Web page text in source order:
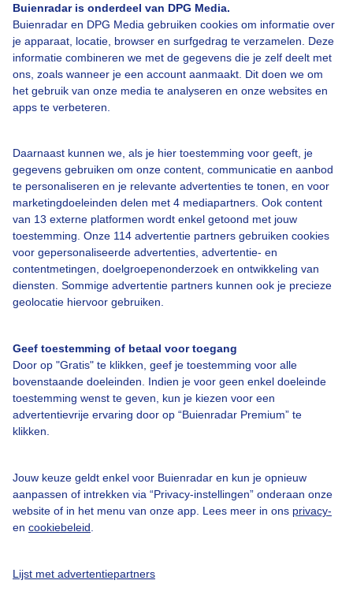
Buienradar is onderdeel van DPG Media.
Buienradar en DPG Media gebruiken cookies om informatie over
je apparaat, locatie, browser en surfgedrag te verzamelen. Deze
informatie combineren we met de gegevens die je zelf deelt met
ons, zoals wanneer je een account aanmaakt. Dit doen we om
het gebruik van onze media te analyseren en onze websites en
apps te verbeteren.
Daarnaast kunnen we, als je hier toestemming voor geeft, je
gegevens gebruiken om onze content, communicatie en aanbod
te personaliseren en je relevante advertenties te tonen, en voor
marketingdoeleinden delen met 4 mediapartners. Ook content
van 13 externe platformen wordt enkel getoond met jouw
toestemming. Onze 114 advertentie partners gebruiken cookies
voor gepersonaliseerde advertenties, advertentie- en
contentmetingen, doelgroepenonderzoek en ontwikkeling van
diensten. Sommige advertentie partners kunnen ook je precieze
geolocatie hiervoor gebruiken.
Geef toestemming of betaal voor toegang
Door op "Gratis" te klikken, geef je toestemming voor alle
bovenstaande doeleinden. Indien je voor geen enkel doeleinde
toestemming wenst te geven, kun je kiezen voor een
advertentievrije ervaring door op “Buienradar Premium” te
klikken.
Jouw keuze geldt enkel voor Buienradar en kun je opnieuw
aanpassen of intrekken via “Privacy-instellingen” onderaan onze
website of in het menu van onze app. Lees meer in ons privacy-
en cookiebeleid
Lijst met advertentiepartners
Bekijk slideshow
Over Buienradar
Bedrijfsgegevens
Contact
Toegankelijkheid
Gebruikersvoorwaarden
Adverteren
Privacy beleid
Cookie beleid